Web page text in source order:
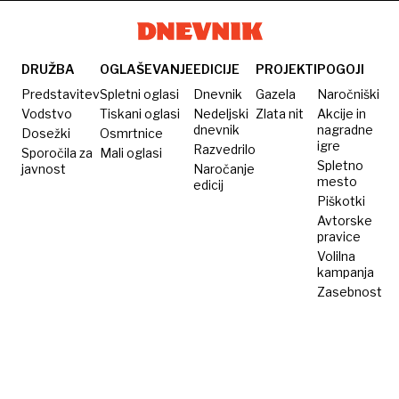
metež
alpake
DRUŽBA
Predstavitev
Vodstvo
Dosežki
Sporočila za
javnost
OGLAŠEVANJE
Spletni oglasi
Tiskani oglasi
Osmrtnice
Mali oglasi
EDICIJE
Dnevnik
Nedeljski
dnevnik
Razvedrilo
Naročanje
edicij
PROJEKTI
Gazela
Zlata nit
POGOJI
Naročniški
Akcije in
nagradne
igre
Spletno
mesto
Piškotki
Avtorske
pravice
Volilna
kampanja
Zasebnost